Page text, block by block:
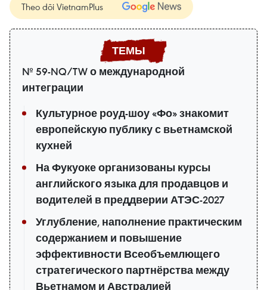
Theo dõi VietnamPlus
№ 59-NQ/TW о международной
интеграции
Культурное роуд-шоу «Фо» знакомит
европейскую публику с вьетнамской
кухней
На Фукуоке организованы курсы
английского языка для продавцов и
водителей в преддверии АТЭС-2027
Углубление, наполнение практическим
содержанием и повышение
эффективности Всеобъемлющего
стратегического партнёрства между
Вьетнамом и Австралией